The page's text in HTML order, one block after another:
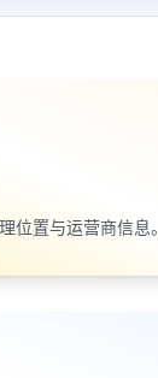
位置与运营商信息。